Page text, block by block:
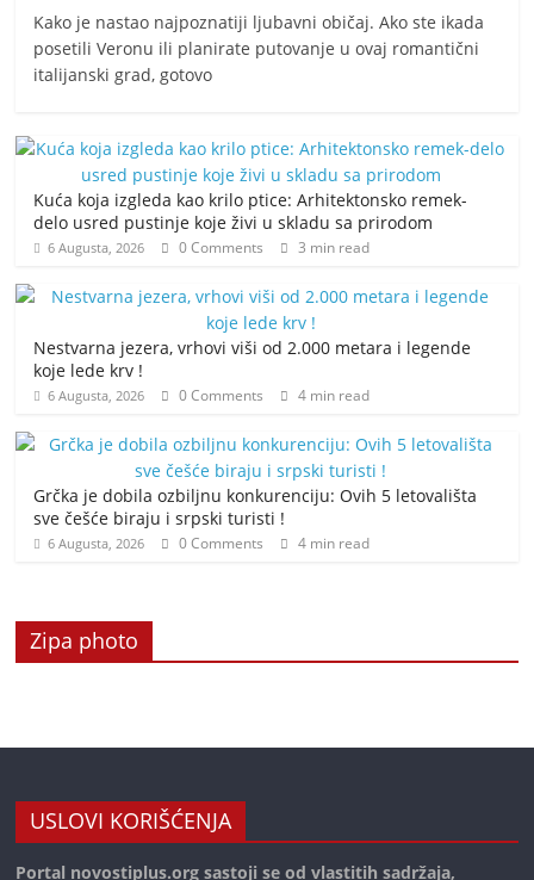
Kako je nastao najpoznatiji ljubavni običaj. Ako ste ikada
posetili Veronu ili planirate putovanje u ovaj romantični
italijanski grad, gotovo
Kuća koja izgleda kao krilo ptice: Arhitektonsko remek-
delo usred pustinje koje živi u skladu sa prirodom
6 Augusta, 2026 0 Comments 3 min read
Nestvarna jezera, vrhovi viši od 2.000 metara i legende
koje lede krv !
6 Augusta, 2026 0 Comments 4 min read
Grčka je dobila ozbiljnu konkurenciju: Ovih 5 letovališta
sve češće biraju i srpski turisti !
6 Augusta, 2026 0 Comments 4 min read
Zipa photo
USLOVI KORIŠĆENJA
Portal novostiplus.org sastoji se od vlastitih sadržaja,